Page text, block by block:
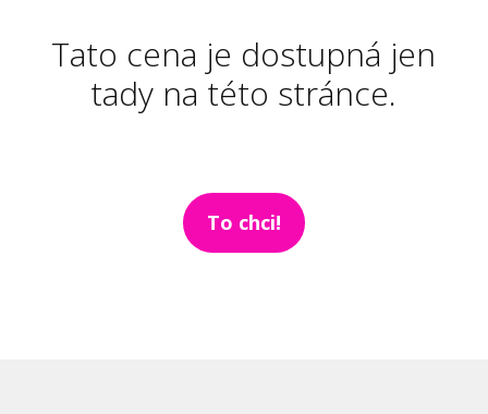
Tato cena je dostupná jen
tady na této stránce.
To chci!